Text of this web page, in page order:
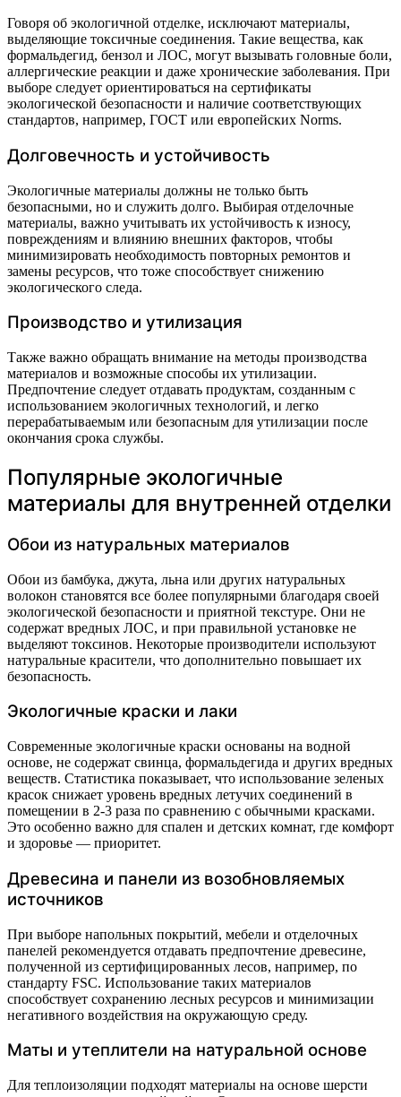
Говоря об экологичной отделке, исключают материалы,
выделяющие токсичные соединения. Такие вещества, как
формальдегид, бензол и ЛОС, могут вызывать головные боли,
аллергические реакции и даже хронические заболевания. При
выборе следует ориентироваться на сертификаты
экологической безопасности и наличие соответствующих
стандартов, например, ГОСТ или европейских Norms.
Долговечность и устойчивость
Экологичные материалы должны не только быть
безопасными, но и служить долго. Выбирая отделочные
материалы, важно учитывать их устойчивость к износу,
повреждениям и влиянию внешних факторов, чтобы
минимизировать необходимость повторных ремонтов и
замены ресурсов, что тоже способствует снижению
экологического следа.
Производство и утилизация
Также важно обращать внимание на методы производства
материалов и возможные способы их утилизации.
Предпочтение следует отдавать продуктам, созданным с
использованием экологичных технологий, и легко
перерабатываемым или безопасным для утилизации после
окончания срока службы.
Популярные экологичные
материалы для внутренней отделки
Обои из натуральных материалов
Обои из бамбука, джута, льна или других натуральных
волокон становятся все более популярными благодаря своей
экологической безопасности и приятной текстуре. Они не
содержат вредных ЛОС, и при правильной установке не
выделяют токсинов. Некоторые производители используют
натуральные красители, что дополнительно повышает их
безопасность.
Экологичные краски и лаки
Современные экологичные краски основаны на водной
основе, не содержат свинца, формальдегида и других вредных
веществ. Статистика показывает, что использование зеленых
красок снижает уровень вредных летучих соединений в
помещении в 2-3 раза по сравнению с обычными красками.
Это особенно важно для спален и детских комнат, где комфорт
и здоровье — приоритет.
Древесина и панели из возобновляемых
источников
При выборе напольных покрытий, мебели и отделочных
панелей рекомендуется отдавать предпочтение древесине,
полученной из сертифицированных лесов, например, по
стандарту FSC. Использование таких материалов
способствует сохранению лесных ресурсов и минимизации
негативного воздействия на окружающую среду.
Маты и утеплители на натуральной основе
Для теплоизоляции подходят материалы на основе шерсти